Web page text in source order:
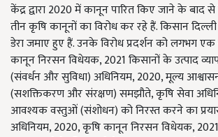
केंद्र द्वारा 2020 में कानून पारित किए जाने के
तीन कृषि कानूनों का विरोध कर रहे हैं. किसान
डेरा जमाए हुए हैं. उनके विरोध प्रदर्शन को लगभग
कानून निरसन विधेयक, 2021 किसानों के उत्पाद
(संवर्धन और सुविधा) अधिनियम, 2020, मूल्य
(सशक्तिकरण और संरक्षण) समझौते, कृषि सेवा
आवश्यक वस्तुओं (संशोधन) को निरस्त करने का
अधिनियम, 2020, कृषि कानून निरसन विधेयक,